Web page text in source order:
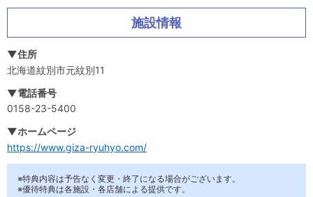
施設情報
▼住所
北海道紋別市元紋別11
▼電話番号
0158-23-5400
▼ホームページ
https://www.giza-ryuhyo.com/
※特典内容は予告なく変更・終了になる場合がございます。
※優待特典は各施設・各店舗による提供です。